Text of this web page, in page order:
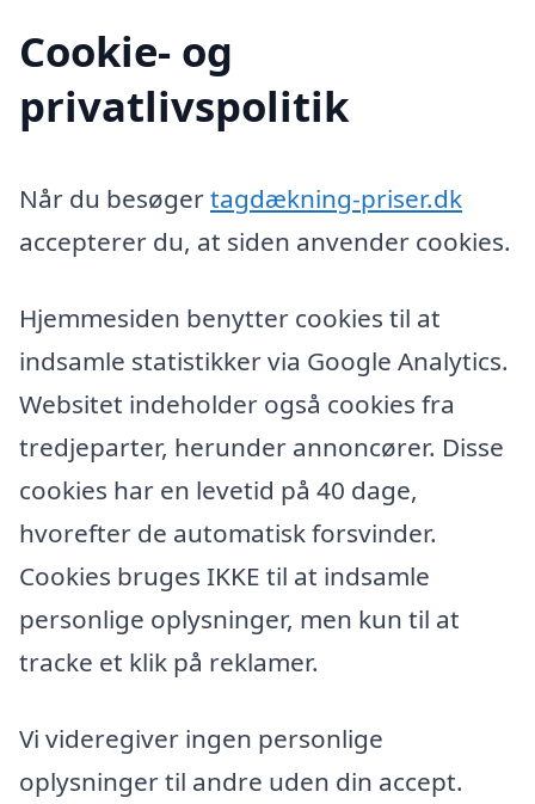
Cookie- og
privatlivspolitik
Når du besøgertagdækning-priser.dk
accepterer du, at siden anvender cookies.
Hjemmesiden benytter cookies til at
indsamle statistikker via Google Analytics.
Websitet indeholder også cookies fra
tredjeparter, herunder annoncører. Disse
cookies har en levetid på 40 dage,
hvorefter de automatisk forsvinder.
Cookies bruges IKKE til at indsamle
personlige oplysninger, men kun til at
tracke et klik på reklamer.
Vi videregiver ingen personlige
oplysninger til andre uden din accept.